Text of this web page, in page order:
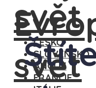
ČESKO
SLOVENSKO
ANGLIE
FRANCIE